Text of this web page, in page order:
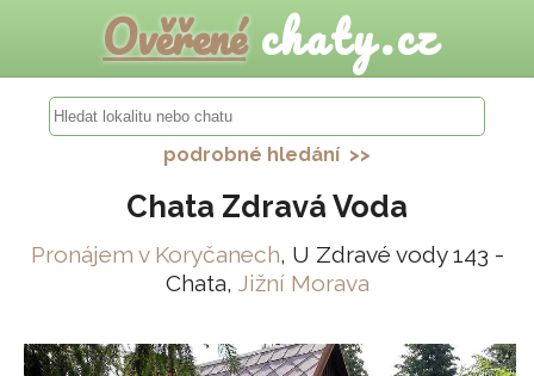
Ověřenéchaty.cz
podrobné hledání >>
Chata Zdravá Voda
Pronájem v Koryčanech, U Zdravé vody 143 -
Chata, Jižní Morava